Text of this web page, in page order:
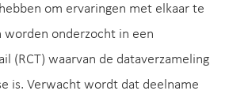
om ervaringen met elkaar te
worden onderzocht in een
(RCT) waarvan de dataverzameling
is. Verwacht wordt dat deelname